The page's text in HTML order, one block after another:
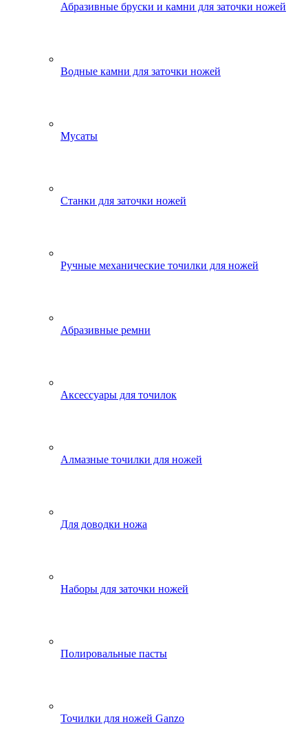
Абразивные бруски и камни для заточки ножей
Водные камни для заточки ножей
Мусаты
Станки для заточки ножей
Ручные механические точилки для ножей
Абразивные ремни
Аксессуары для точилок
Алмазные точилки для ножей
Для доводки ножа
Наборы для заточки ножей
Полировальные пасты
Точилки для ножей Ganzo